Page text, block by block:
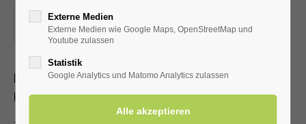
13.03.2024, 15:00
ORT: KURHALLE
Leidenschaft und Hingabe für die Musik machen dieses
Konzert zu einem echten Ohrenschmaus.
Externe Medien
Externe Medien wie Google Maps, OpenStreetMap und
Youtube zulassen
Statistik
Google Analytics und Matomo Analytics zulassen